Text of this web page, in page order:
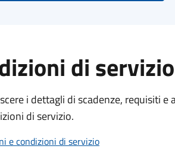
di servizio
i dettagli di scadenze, requisiti
di servizio.
e condizioni di servizio